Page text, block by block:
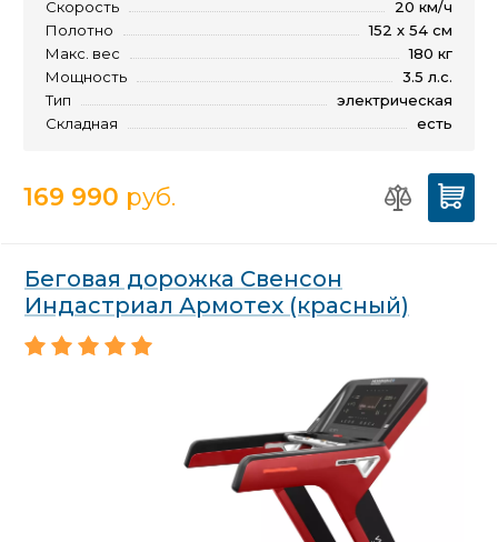
Скорость
20 км/ч
Полотно
152 х 54 см
Макс. вес
180 кг
Мощность
3.5 л.с.
Тип
электрическая
Складная
есть
169 990 руб.
Беговая дорожка Свенсон
Индастриал Армотех (красный)